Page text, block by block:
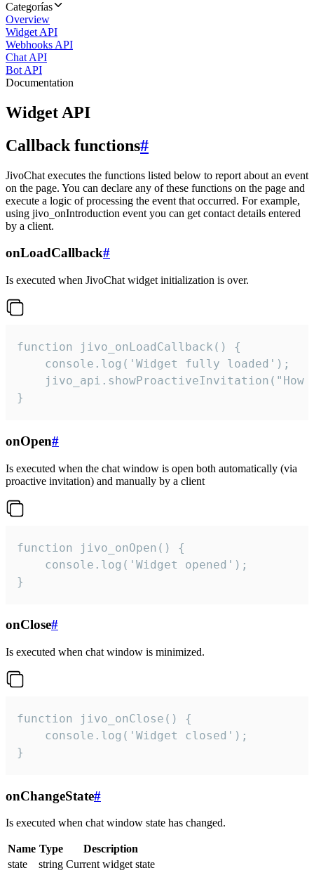
Categorías
Overview
Widget API
Webhooks API
Chat API
Bot API
Documentation
Widget API
Callback functions#
JivoChat executes the functions listed below to report about an event
on the page. You can declare any of these functions on the page and
execute a logic of processing the event that occurred. For example,
using jivo_onIntroduction event you can get contact details entered
by a client.
onLoadCallback#
Is executed when JivoChat widget initialization is over.
function jivo_onLoadCallback() {
    console.log('Widget fully loaded');
jivo_api.showProactiveInvitation("How
}
onOpen#
Is executed when the chat window is open both automatically (via
proactive invitation) and manually by a client
function jivo_onOpen() {
    console.log('Widget opened');
}
onClose#
Is executed when chat window is minimized.
function jivo_onClose() {
    console.log('Widget closed');
}
onChangeState#
Is executed when chat window state has changed.
Name Type
Description
state
string Current widget state